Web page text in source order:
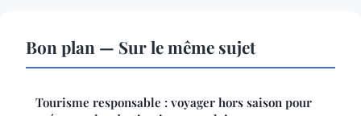
Bon plan — Sur le même sujet
Tourisme responsable : voyager hors saison pour